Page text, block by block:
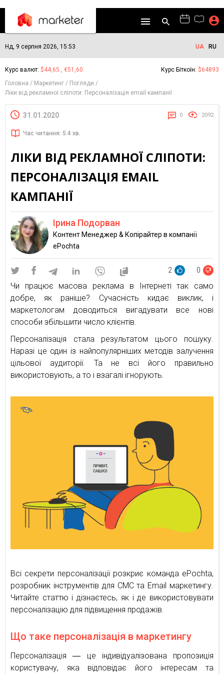
Нд, 9 серпня 2026, 15:53 UA RU
Курс валют: $44,65 , €51,60 Курс Біткоїн: $64893
Головна
Маркетинг
Погляди
Ліки від рекламної сліпоти: Персоналізація email кампанії
31.01.2020 0 2092
Час читання: 5.4 хв.
ЛІКИ ВІД РЕКЛАМНОЇ СЛІПОТИ:
ПЕРСОНАЛІЗАЦІЯ EMAIL
КАМПАНІЇ
Ірина Подорван
Контент Менеджер & Копірайтер в компанії
ePochta
2 0
Чи працює масова реклама в Інтернеті так само
добре, як раніше? Сучасність кидає виклик, і
маркетологам доводиться вигадувати все нові
способи збільшити число клієнтів.
Персоналізація стала результатом цього пошуку.
Наразі це один із найпопулярніших методів залучення
цільової аудиторії. Та не всі його правильно
використовують, а то і взагалі ігнорують.
Всі секрети персоналізації розкриє команда ePochta,
розробник інструментів для СМС та Email маркетингу.
Читайте статтю і дізнаєтесь, як і де використовувати
персоналізацію для підвищення продажів.
Що таке персоналізація в маркетингу
Персоналізація ― це індивідуалізована пропозиція
користувачу, яка відповідає його інтересам та